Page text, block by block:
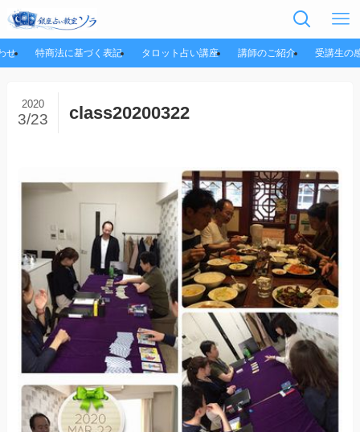
せ 特商法に基づく表記 タロット占い講座 講師のご紹介 受講生の
class20200322
2020
3/23